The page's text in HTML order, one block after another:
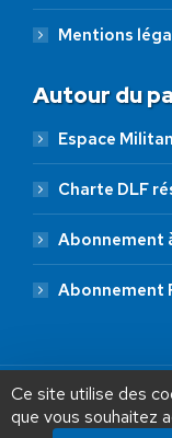
Mentions
Autour du
Espace
Charte DLF
Abonnement
Abonnement
JE
Ce site utilise des
que vous souhaitez